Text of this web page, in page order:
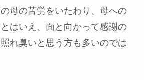
母の苦労をいたわり、母への
はいえ、面と向かって感謝の
れ臭いと思う方も多いのでは